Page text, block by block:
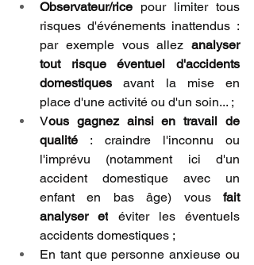
Observateur/rice pour limiter tous
risques d'événements inattendus :
par exemple vous allez analyser
tout risque éventuel d'accidents
domestiques avant la mise en
place d'une activité ou d'un soin... ;
Vous gagnez ainsi en travail de
qualité : craindre l'inconnu ou
l'imprévu (notamment ici d'un
accident domestique avec un
enfant en bas âge) vous fait
analyser et éviter les éventuels
accidents domestiques ;
En tant que personne anxieuse ou